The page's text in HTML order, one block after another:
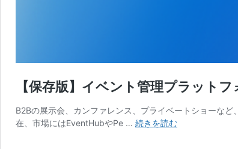
【保存版】イベント管理プラット
B2Bの展示会、カンファレンス、プライベートショーな
在、市場にはEventHubやPe … 続きを読む【保